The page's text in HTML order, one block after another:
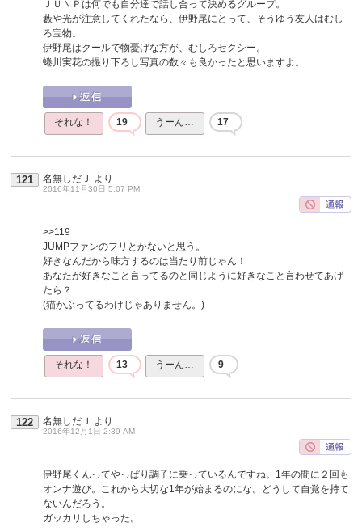
ＪＵＮＰは何でも自分達で話し合って決めるグループ。
藪や光が注意してくれたなら、伊野尾にとって、そうゆう友人はむし
ろ宝物。
伊野尾はクールで物憂げな方が、むしろセクシー。
蜷川実花の撮り下ろし写真の数々も良かったと思いますよ。
それな！ 19 うーん… 17
121 名無しだＪ より
2016年11月30日 5:07 PM
>>119
JUMPファンのフリとかないと思う。
好きなんだから味方するのは当たり前じゃん！
あなたが好きなこと言ってるのと同じように好きなこと言わせてあげ
たら？
(猫かぶってるわけじゃありません。)
それな！ 13 うーん… 9
122 名無しだＪ より
2016年12月1日 2:39 AM
伊野尾くんってやっぱり調子に乗っているんですね。1年の間に２回も
オンナ遊び。これから大切な1年が始まるのにな。どうして自覚を持て
ないんだろう。
ガッカリしちゃった。